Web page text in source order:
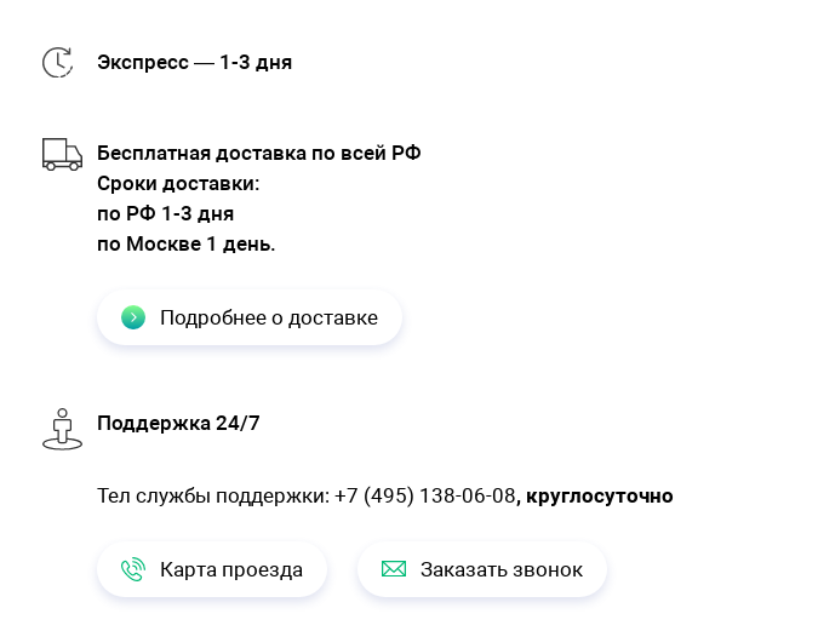
Экспресс — 1-3 дня
Бесплатная доставка по всей РФ
Cроки доставки:
по РФ 1-3 дня
по Москве 1 день.
Подробнее о доставке
Поддержка 24/7
Тел службы поддержки: +7 (495) 138-06-08, круглосуточно
Карта проезда Заказать звонок